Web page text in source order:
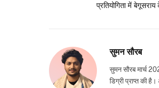
प्रतियोगिता में
सुमन सौरब
सुमन सौरब मार्च
डिग्री प्राप्त की